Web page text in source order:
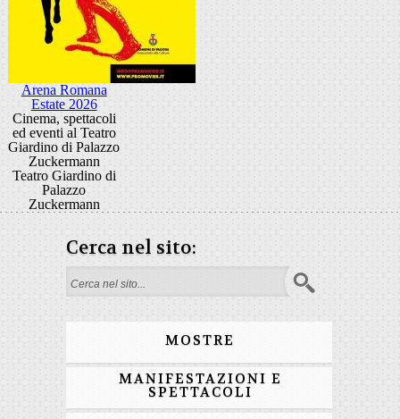
Arena Romana
Estate 2026
Cinema, spettacoli
ed eventi al Teatro
Giardino di Palazzo
Zuckermann
Teatro Giardino di
Palazzo
Zuckermann
Cerca nel sito:
Form di ricerca
MOSTRE
MANIFESTAZIONI E
SPETTACOLI